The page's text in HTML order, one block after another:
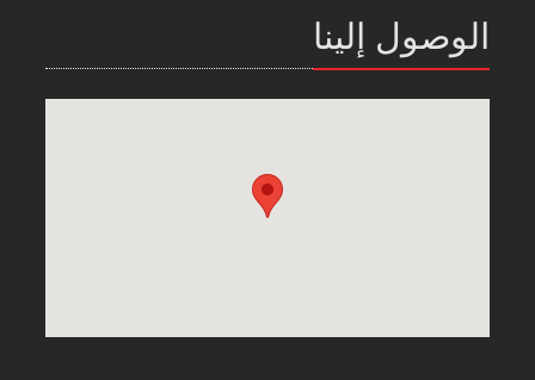
الوصول إلينا